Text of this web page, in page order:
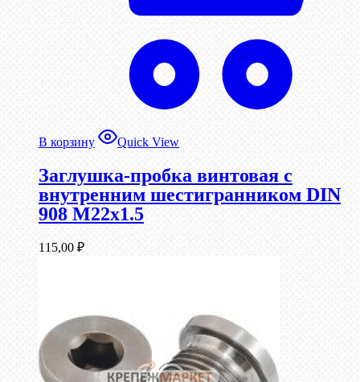
В корзину Quick View
Заглушка-пробка винтовая с
внутренним шестигранником DIN
908 М22х1.5
115,00 ₽